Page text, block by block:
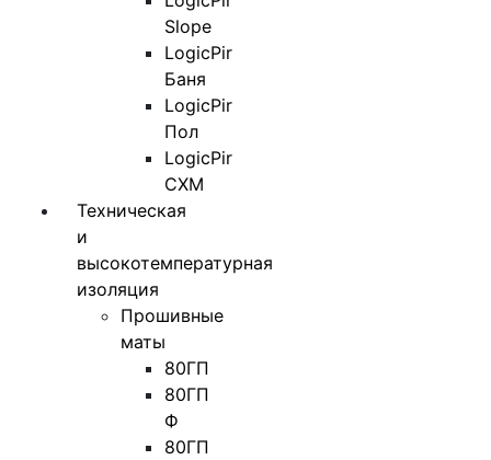
Slope
LogicPir
Баня
LogicPir
Пол
LogicPir
СХМ
Техническая
и
высокотемпературная
изоляция
Прошивные
маты
80ГП
80ГП
Ф
80ГП